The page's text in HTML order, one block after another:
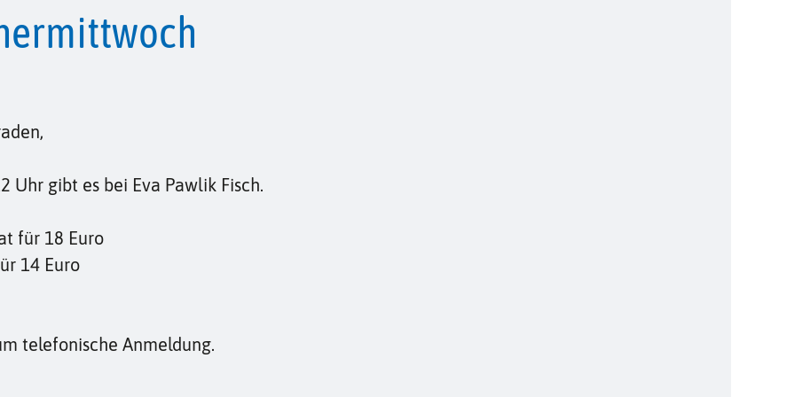
Uhr gibt es bei Eva Pawlik Fisch.
für 18 Euro
14 Euro
telefonische Anmeldung.